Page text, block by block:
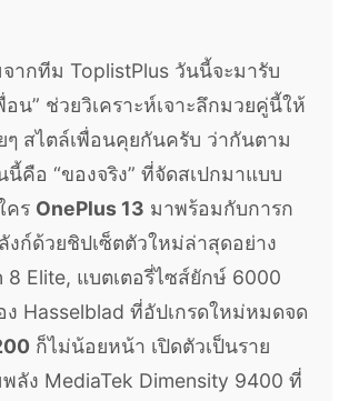
ากทีม ToplistPlus วันนี้จะมารับ
อน” ช่วยวิเคราะห์เจาะลึกมวยคู่นี้ให้
ๆ สไตล์เพื่อนคุยกันครับ ว่ากันตาม
นี้คือ “ของจริง” ที่จัดสเปกมาแบบ
คร OnePlus 13 มาพร้อมกับการก
งก์ด้วยชิปเซ็ตตัวใหม่ล่าสุดอย่าง
8 Elite, แบตเตอรี่ไซส์ยักษ์ 6000
ง Hasselblad ที่อัปเกรดใหม่หมดจด
ก็ไม่น้อยหน้า เปิดตัวเป็นราย
ลัง MediaTek Dimensity 9400 ที่